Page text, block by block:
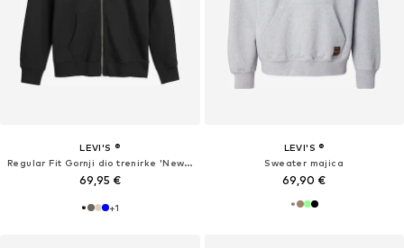
LEVI'S ®
Regular Fit Gornji dio trenirke 'New Original Zip Up'
69,95 €
+1
LEVI'S ®
Sweater majica
69,90 €